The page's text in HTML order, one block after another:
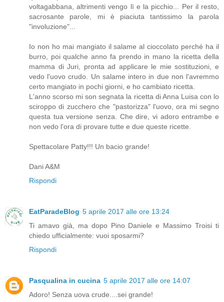
voltagabbana, altrimenti vengo lì e la picchio... Per il resto,
sacrosante parole, mi è piaciuta tantissimo la parola
"involuzione"...
Io non ho mai mangiato il salame al cioccolato perché ha il
burro, poi qualche anno fa prendo in mano la ricetta della
mamma di Juri, pronta ad applicare le mie sostituzioni, e
vedo l'uovo crudo. Un salame intero in due non l'avremmo
certo mangiato in pochi giorni, e ho cambiato ricetta.
L'anno scorso mi son segnata la ricetta di Anna Luisa con lo
sciroppo di zucchero che "pastorizza" l'uovo, ora mi segno
questa tua versione senza. Che dire, vi adoro entrambe e
non vedo l'ora di provare tutte e due queste ricette.
Spettacolare Patty!!! Un bacio grande!
Dani A&M
Rispondi
EatParadeBlog 5 aprile 2017 alle ore 13:24
Ti amavo già, ma dopo Pino Daniele e Massimo Troisi ti
chiedo ufficialmente: vuoi sposarmi?
Rispondi
Pasqualina in cucina 5 aprile 2017 alle ore 14:07
Adoro! Senza uova crude....sei grande!